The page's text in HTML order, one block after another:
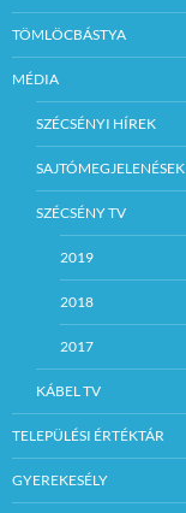
TÖMLÖCBÁSTYA
MÉDIA
SZÉCSÉNYI HÍREK
SAJTÓMEGJELENÉSEK
SZÉCSÉNY TV
2019
2018
2017
KÁBEL TV
TELEPÜLÉSI ÉRTÉKTÁR
GYEREKESÉLY